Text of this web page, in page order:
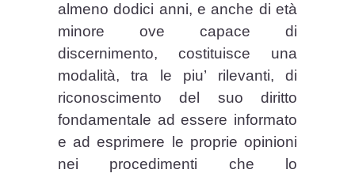
almeno dodici anni, e anche di età
minore ove capace di
discernimento, costituisce una
modalità, tra le piu’ rilevanti, di
riconoscimento del suo diritto
fondamentale ad essere informato
e ad esprimere le proprie opinioni
nei procedimenti che lo